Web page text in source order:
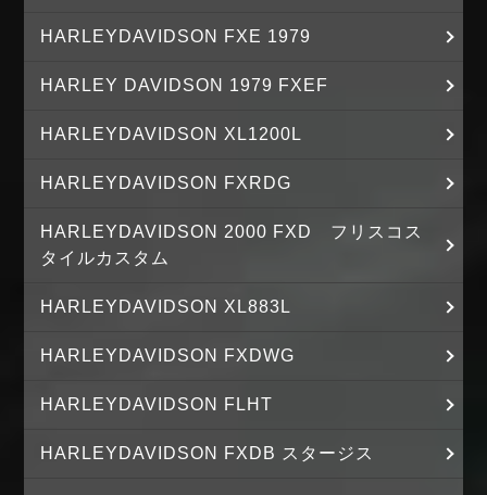
HARLEYDAVIDSON FXE 1979
HARLEY DAVIDSON 1979 FXEF
HARLEYDAVIDSON XL1200L
HARLEYDAVIDSON FXRDG
HARLEYDAVIDSON 2000 FXD フリスコス
タイルカスタム
HARLEYDAVIDSON XL883L
HARLEYDAVIDSON FXDWG
HARLEYDAVIDSON FLHT
HARLEYDAVIDSON FXDB スタージス